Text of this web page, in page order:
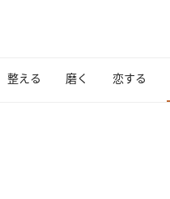
整える 磨く 恋する